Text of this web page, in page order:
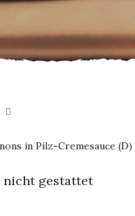
in Pilz-Cremesauce
nicht gestattet